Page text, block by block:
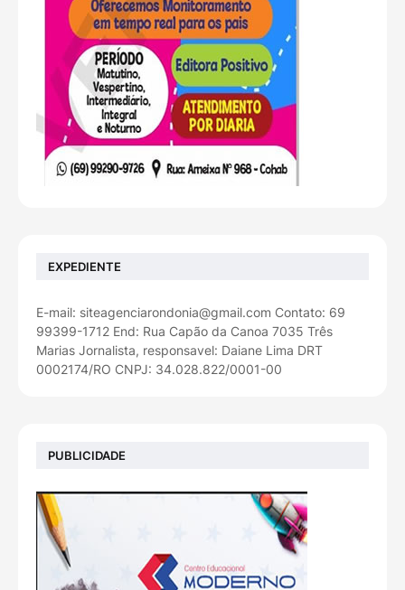
EXPEDIENTE
E-mail: siteagenciarondonia@gmail.com Contato: 69
99399-1712 End: Rua Capão da Canoa 7035 Três
Marias Jornalista, responsavel: Daiane Lima DRT
0002174/RO CNPJ: 34.028.822/0001-00
PUBLICIDADE